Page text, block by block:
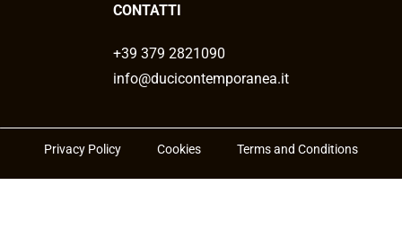
CONTATTI
+39 379 2821090
info@ducicontemporanea.it
Privacy Policy Cookies Terms and Conditions